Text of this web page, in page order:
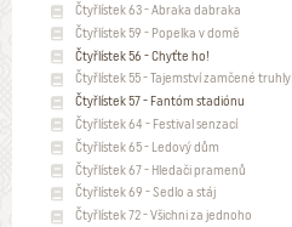
Čtyřlístek 63 - Abraka dabraka
Čtyřlístek 59 - Popelka v domě
Čtyřlístek 56 - Chyťte ho!
Čtyřlístek 55 - Tajemství zamčené truhly
Čtyřlístek 57 - Fantóm stadiónu
Čtyřlístek 64 - Festival senzací
Čtyřlístek 65 - Ledový dům
Čtyřlístek 67 - Hledači pramenů
Čtyřlístek 69 - Sedlo a stáj
Čtyřlístek 72 - Všichni za jednoho